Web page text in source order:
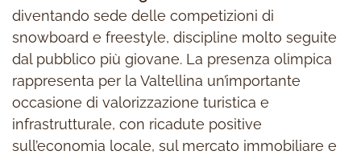
diventando sede delle competizioni di
snowboard e freestyle, discipline molto seguite
dal pubblico più giovane. La presenza olimpica
rappresenta per la Valtellina un’importante
occasione di valorizzazione turistica e
infrastrutturale, con ricadute positive
sull’economia locale, sul mercato immobiliare e